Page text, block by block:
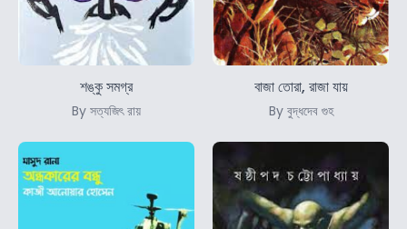
শঙ্কু সমগ্র
By সত্যজিৎ রায়
বাজা তোরা, রাজা যায়
By বুদ্ধদেব গুহ